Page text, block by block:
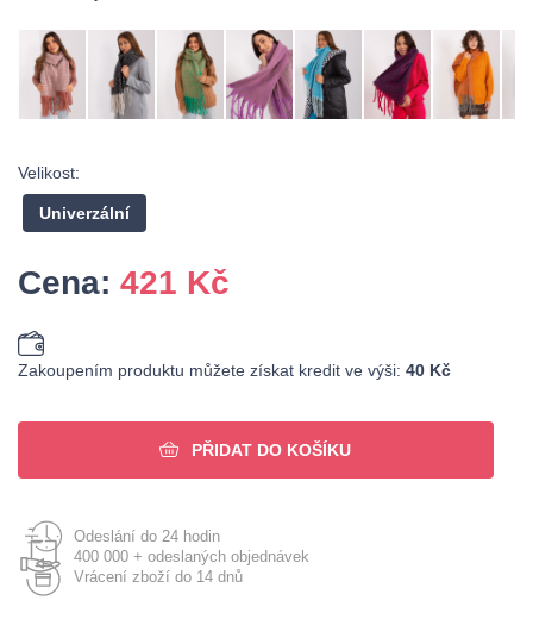
Velikost:
Univerzální
Cena: 421 Kč
Zakoupením produktu můžete získat kredit ve výši: 40 Kč
PŘIDAT DO KOŠÍKU
Odeslání do 24 hodin
400 000 + odeslaných objednávek
Vrácení zboží do 14 dnů